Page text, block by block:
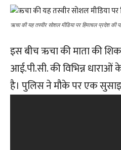
ऋचा की यह तस्वीर सोशल मीडिया पर हिमाचल प्रदेश की
इस बीच ऋचा की माता की
आई.पी.सी. की विभिन्न
है। पुलिस ने मौके पर एक